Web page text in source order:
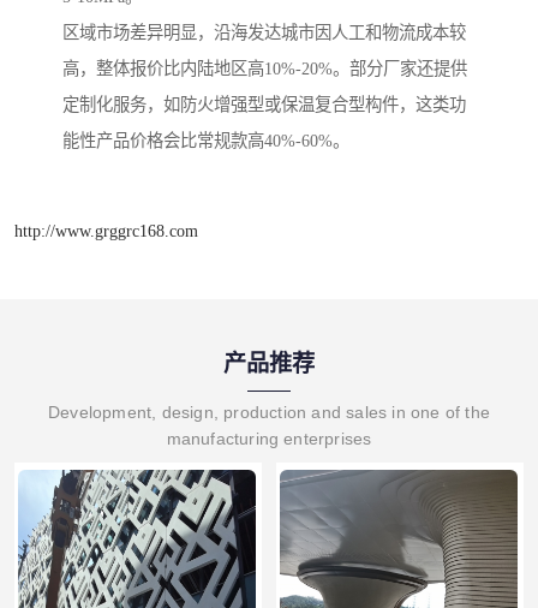
区域市场差异明显，沿海发达城市因人工和物流成本较
高，整体报价比内陆地区高10%-20%。部分厂家还提供
定制化服务，如防火增强型或保温复合型构件，这类功
能性产品价格会比常规款高40%-60%。
http://www.grggrc168.com
产品推荐
Development, design, production and sales in one of the
manufacturing enterprises